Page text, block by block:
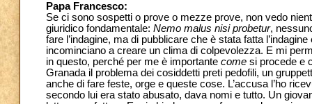
Papa Francesco:
Se ci sono sospetti o prove o mezze prove, non vedo
giuridico fondamentale: Nemo malus nisi probetur,
fare l’indagine, ma di pubblicare che è stata fatta
incominciano a creare un clima di colpevolezza. E mi
in questo, perché per me è importante come si procede e
Granada il problema dei cosiddetti preti pedofili, un
anche di fare feste, orge e queste cose. L’accusa l’ho
secondo lui era stato abusato, dava nomi e tutto. Un